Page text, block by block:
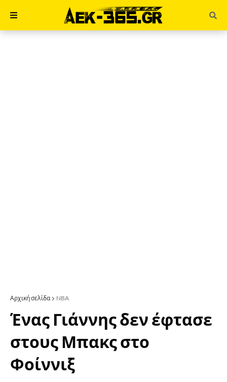
Αρχική σελίδα NBA
Ένας Γιάννης δεν έφτασε
στους Μπακς στο
Φοίννιξ